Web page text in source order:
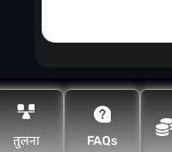
तुलना FAQs